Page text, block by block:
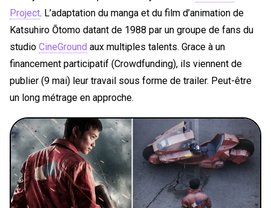
Project. L’adaptation du manga et du film d’animation de
Katsuhiro Ōtomo datant de 1988 par un groupe de fans du
studio CineGround aux multiples talents. Grace à un
financement participatif (Crowdfunding), ils viennent de
publier (9 mai) leur travail sous forme de trailer. Peut-être
un long métrage en approche.